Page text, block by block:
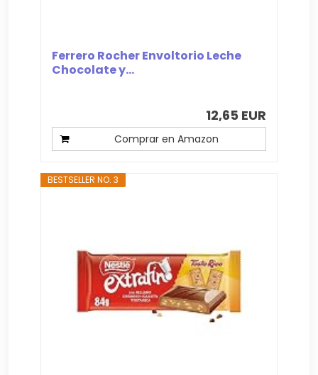
Ferrero Rocher Envoltorio Leche
Chocolate y...
12,65 EUR
Comprar en Amazon
BESTSELLER NO. 3